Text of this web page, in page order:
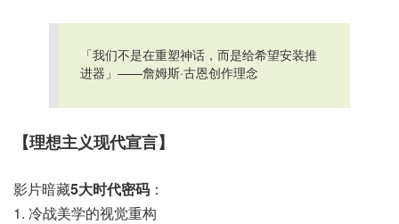
「我们不是在重塑神话，而是给希望安装推
进器」——詹姆斯·古恩创作理念
【理想主义现代宣言】
影片暗藏5大时代密码 ：
1. 冷战美学的视觉重构